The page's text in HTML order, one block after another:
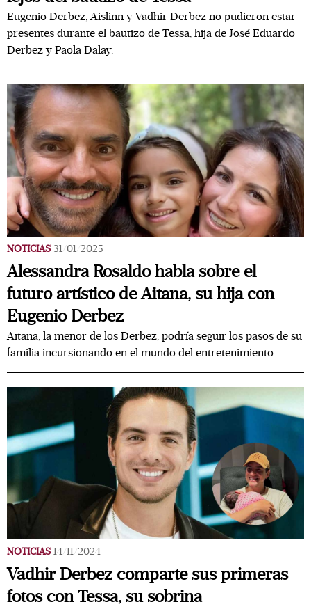
Eugenio Derbez, Aislinn y Vadhir Derbez no pudieron estar
presentes durante el bautizo de Tessa, hija de José Eduardo
Derbez y Paola Dalay.
NOTICIAS 31/01/2025
Alessandra Rosaldo habla sobre el
futuro artístico de Aitana, su hija con
Eugenio Derbez
Aitana, la menor de los Derbez, podría seguir los pasos de su
familia incursionando en el mundo del entretenimiento
NOTICIAS 14/11/2024
Vadhir Derbez comparte sus primeras
fotos con Tessa, su sobrina